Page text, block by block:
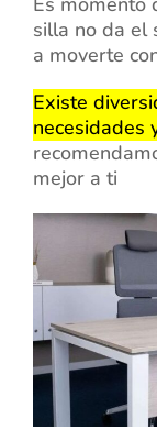
silla no da el
a moverte
Existe
necesidades
mejor a ti